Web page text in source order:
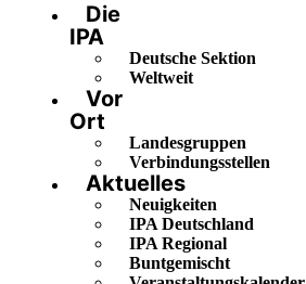
Die
IPA
Deutsche Sektion
Weltweit
Vor
Ort
Landesgruppen
Verbindungsstellen
Aktuelles
Neuigkeiten
IPA Deutschland
IPA Regional
Buntgemischt